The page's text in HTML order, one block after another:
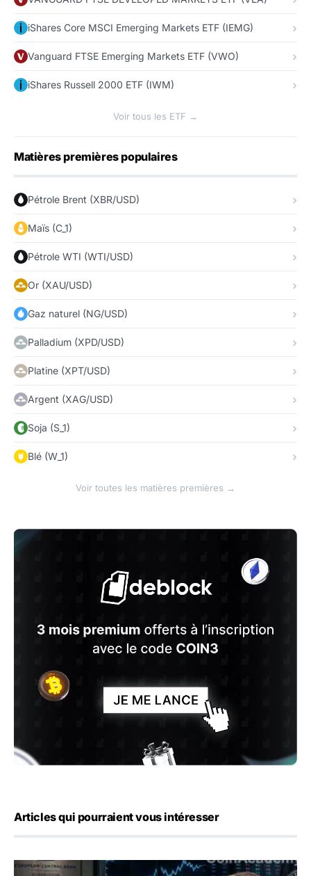
iShares Core MSCI Emerging Markets ETF (IEMG)
Vanguard FTSE Emerging Markets ETF (VWO)
iShares Russell 2000 ETF (IWM)
Voir tous les ETF →
Matières premières populaires
Pétrole Brent (XBR/USD)
Maïs (C_1)
Pétrole WTI (WTI/USD)
Or (XAU/USD)
Gaz naturel (NG/USD)
Palladium (XPD/USD)
Platine (XPT/USD)
Argent (XAG/USD)
Soja (S_1)
Blé (W_1)
Voir toutes les matières premières →
Articles qui pourraient vous intéresser
Yen : Washington a vendu des euros sans prévenir la